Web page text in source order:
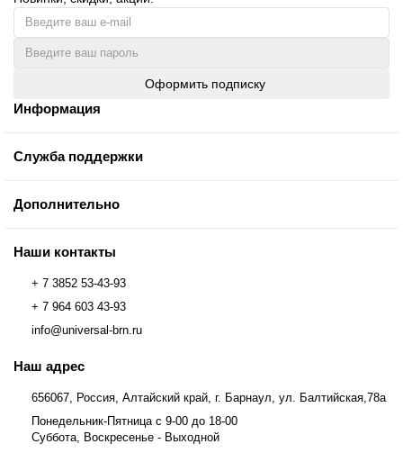
Оформить подписку
Информация
Служба поддержки
Дополнительно
Наши контакты
+ 7 3852 53-43-93
+ 7 964 603 43-93
info@universal-brn.ru
Наш адрес
656067, Россия, Алтайский край, г. Барнаул, ул. Балтийская,78а
Понедельник-Пятница с 9-00 до 18-00
Суббота, Воскресенье - Выходной